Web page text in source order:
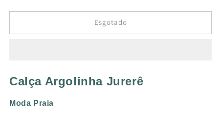
quantidade
CALÇA
quantidade
CALÇA
Esgotado
Calça Argolinha Jurerê
Moda Praia